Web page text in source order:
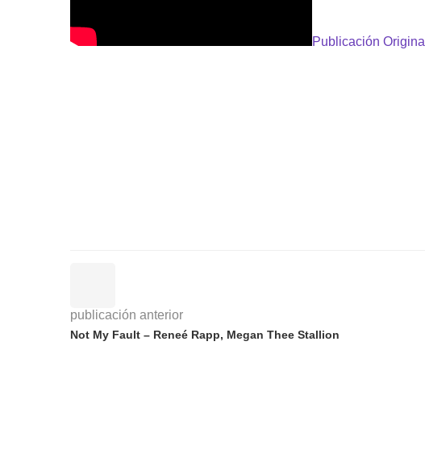
Publicación Original
publicación anterior
Not My Fault – Reneé Rapp, Megan Thee Stallion